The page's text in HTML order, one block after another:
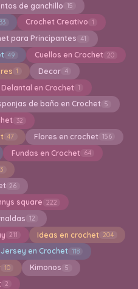
de ganchillo 15
33 Crochet Creativo 1
para Principantes 41
49 Cuellos en Crochet 20
1 Decor 4
Delantal en Crochet 1
de baño en Crochet 5
32
47 Flores en crochet 156
Fundas en Crochet 64
3
26
square 222
12
211 Ideas en crochet 204
Jersey en Crochet 118
10 Kimonos 5
2